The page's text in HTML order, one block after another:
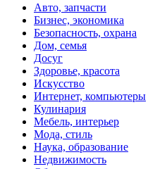
Авто, запчасти
Бизнес, экономика
Безопасность, охрана
Дом, семья
Досуг
Здоровье, красота
Искусство
Интернет, компьютеры
Кулинария
Мебель, интерьер
Мода, стиль
Наука, образование
Недвижимость